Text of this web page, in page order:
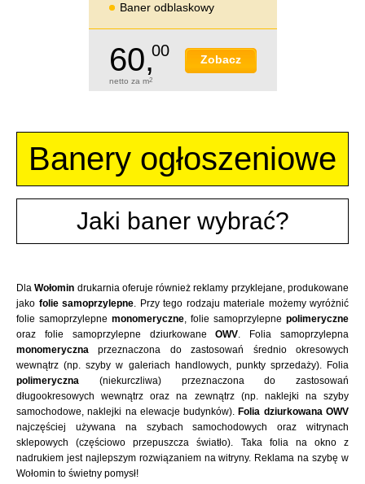
Baner odblaskowy
Zobacz
60,00
netto za m2
Banery ogłoszeniowe
Jaki baner wybrać?
DlaWołomin drukarnia oferuje również reklamy przyklejane, produkowane
jako folie samoprzylepne. Przy tego rodzaju materiale możemy wyróżnić
folie samoprzylepne monomeryczne, folie samoprzylepne polimeryczne
oraz folie samoprzylepne dziurkowaneOWV. Folia samoprzylepna
monomeryczna przeznaczona do zastosowań średnio okresowych
wewnątrz (np. szyby w galeriach handlowych, punkty sprzedaży). Folia
polimeryczna (niekurczliwa) przeznaczona do zastosowań
długookresowych wewnątrz oraz na zewnątrz (np. naklejki na szyby
samochodowe, naklejki na elewacje budynków). Folia dziurkowana OWV
najczęściej używana na szybach samochodowych oraz witrynach
sklepowych (częściowo przepuszcza światło). Taka folia na okno z
nadrukiem jest najlepszym rozwiązaniem na witryny. Reklama na szybę w
Wołomin to świetny pomysł!